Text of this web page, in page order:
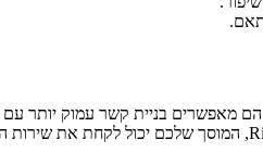
בניית קשר עמוק יותר עם